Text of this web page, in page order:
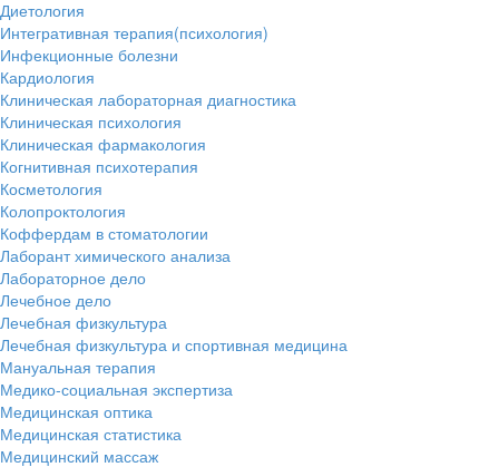
Диетология
Интегративная терапия(психология)
Инфекционные болезни
Кардиология
Клиническая лабораторная диагностика
Клиническая психология
Клиническая фармакология
Когнитивная психотерапия
Косметология
Колопроктология
Коффердам в стоматологии
Лаборант химического анализа
Лабораторное дело
Лечебное дело
Лечебная физкультура
Лечебная физкультура и спортивная медицина
Мануальная терапия
Медико-социальная экспертиза
Медицинская оптика
Медицинская статистика
Медицинский массаж